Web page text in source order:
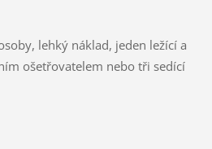
lehký náklad, jeden ležící a
ošetřovatelem nebo tři sedící